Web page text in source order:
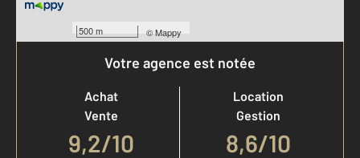
500 m ©Mappy
Votre agence est notée
Achat
Vente
9,2/10
Location
Gestion
8,6/10